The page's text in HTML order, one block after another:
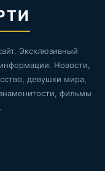
Эксклюзивный
Новости,
девушки мира,
фильмы